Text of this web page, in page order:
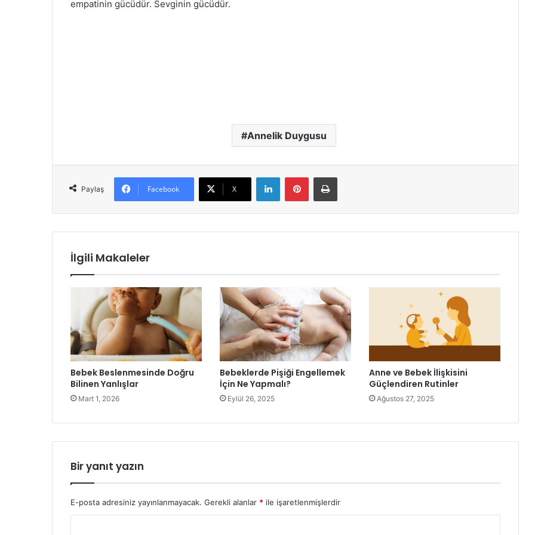
empatinin gücüdür. Sevginin gücüdür.
Annelik Duygusu
Paylaş Facebook X
LinkedInPinterestYazdır
İlgili Makaleler
Bebek Beslenmesinde Doğru
Bilinen Yanlışlar
Mart 1, 2026
Bebeklerde Pişiği Engellemek
İçin Ne Yapmalı?
Eylül 26, 2025
Anne ve Bebek İlişkisini
Güçlendiren Rutinler
Ağustos 27, 2025
Bir yanıt yazın
E-posta adresiniz yayınlanmayacak. Gerekli alanlar * ile işaretlenmişlerdir